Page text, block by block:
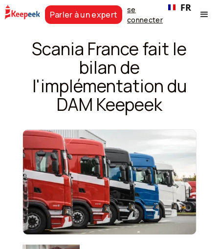
Parler à un expert
se
connecter
FR
Scania France fait le
bilan de
l'implémentation du
DAM Keepeek